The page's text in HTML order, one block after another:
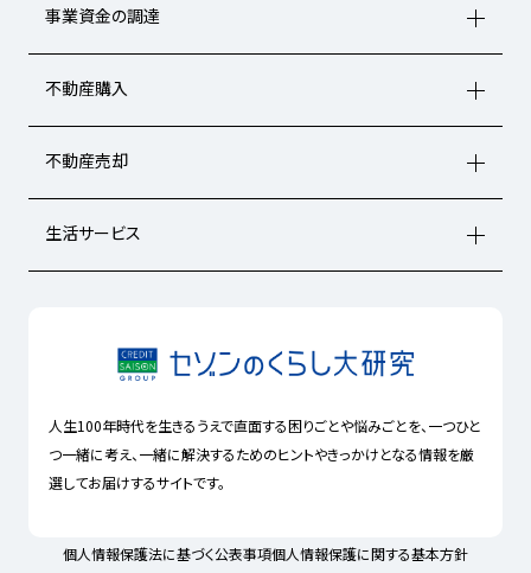
事業資金の調達
不動産購入
不動産売却
生活サービス
人生100年時代を生きるうえで直面する困りごとや悩みごとを、一つひと
つ一緒に考え、一緒に解決するためのヒントやきっかけとなる情報を厳
選してお届けするサイトです。
個人情報保護法に基づく公表事項個人情報保護に関する基本方針